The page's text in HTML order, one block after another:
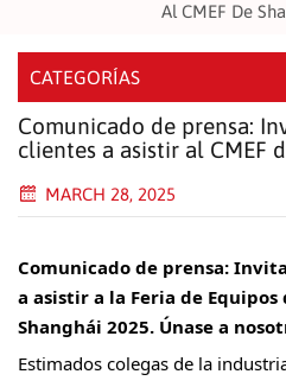
Al CMEF De
CATEGORÍAS
Comunicado de prensa:
clientes a asistir al CMEF
MARCH 28, 2025
Comunicado de prensa:
a asistir a la Feria de
Shanghái 2025. Únase a
Estimados colegas de la